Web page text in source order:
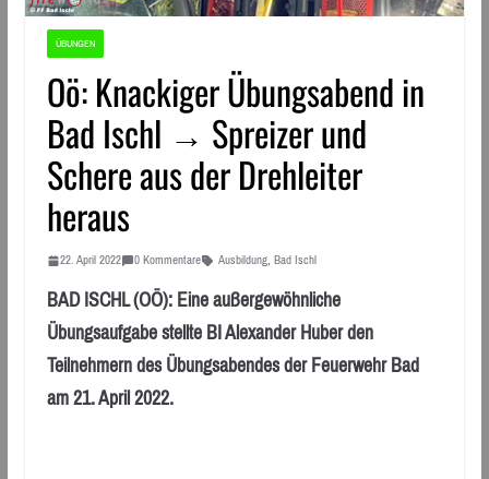
ÜBUNGEN
Oö: Knackiger Übungsabend in
Bad Ischl → Spreizer und
Schere aus der Drehleiter
heraus
22. April 2022 0 Kommentare Ausbildung, Bad Ischl
BAD ISCHL (OÖ): Eine außergewöhnliche
Übungsaufgabe stellte BI Alexander Huber den
Teilnehmern des Übungsabendes der Feuerwehr Bad
am 21. April 2022.